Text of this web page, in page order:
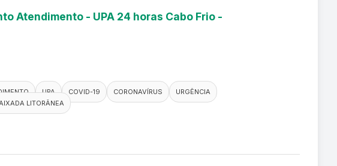
Atendimento - UPA 24 horas Cabo Frio -
UPA COVID-19 CORONAVÍRUS
URGÊNCIA
LITORÂNEA